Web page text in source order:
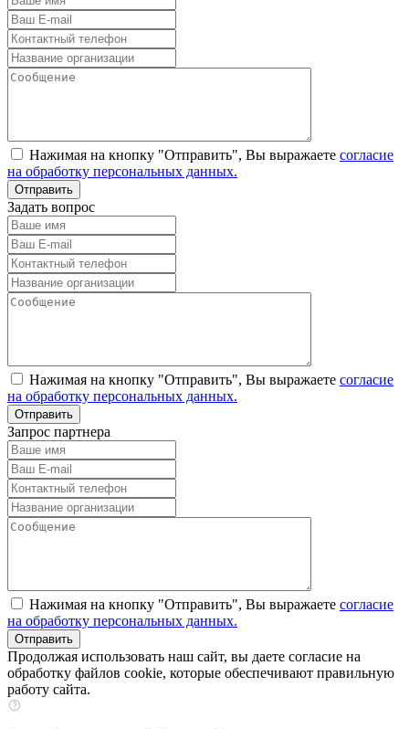
Нажимая на кнопку "Отправить", Вы выражаете согласие
на обработку персональных данных.
Задать вопрос
Нажимая на кнопку "Отправить", Вы выражаете согласие
на обработку персональных данных.
Запрос партнера
Нажимая на кнопку "Отправить", Вы выражаете согласие
на обработку персональных данных.
Продолжая использовать наш сайт, вы даете согласие на
обработку файлов cookie, которые обеспечивают правильную
работу сайта.